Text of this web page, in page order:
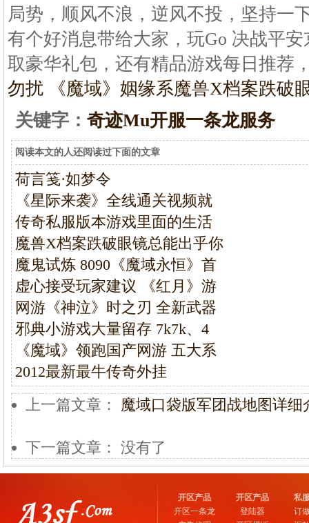
局势，顺风不浪，逆风不投，坚持一
有个好消息带给大家，玩Go 决战平
取豪华礼包，还有精品游戏每日推荐
勿扰 《魔域》姻缘系魔兽X档案跌破
关键字： 奇迹Mu开服一条龙服务
阅读本文的人还阅读过下面的文章
荷言笺·如梦令
《星际来袭》全线通关视频就
传奇私服版本游戏里面的生活
魔兽X档案跌破眼镜总能出乎你
魔鬼试炼 8090《魔域永恒》首
虚心接受玩家建议 《红月》游
网游《神泣》时之刃 全新武器
邪典小游戏大量留存 7k7k、4
《魔域》领跑国产网游 五大系
2012最新最牛传奇外挂
上一篇文章： 魔域口袋版军团战地图详
下一篇文章： 没有了
开区产品
开区一条龙
开区产品
登陆器
私
订